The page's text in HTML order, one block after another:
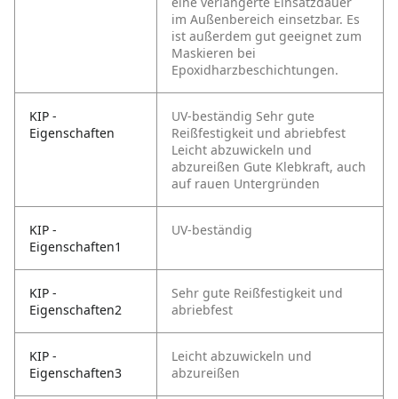
im Außenbereich einsetzbar. Es
ist außerdem gut geeignet zum
Maskieren bei
Epoxidharzbeschichtungen.
KIP -
Eigenschaften
UV-beständig Sehr gute
Reißfestigkeit und abriebfest
Leicht abzuwickeln und
abzureißen Gute Klebkraft, auch
auf rauen Untergründen
KIP -
Eigenschaften1
UV-beständig
KIP -
Eigenschaften2
Sehr gute Reißfestigkeit und
abriebfest
KIP -
Eigenschaften3
Leicht abzuwickeln und
abzureißen